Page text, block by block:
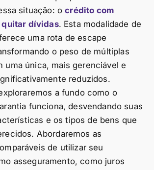
situação: ocrédito com
dívidas. Esta modalidade de
uma rota de escape
o peso de múltiplas
uma única, mais gerenciável e
reduzidos.
a fundo como o
funciona, desvendando suas
e os tipos de bens que
Abordaremos as
de utilizar seu
asseguramento, como juros